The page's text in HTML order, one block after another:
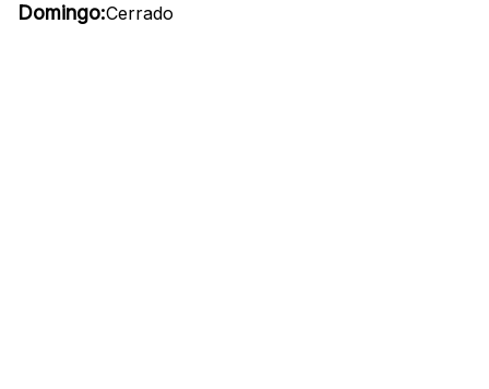
Domingo:Cerrado